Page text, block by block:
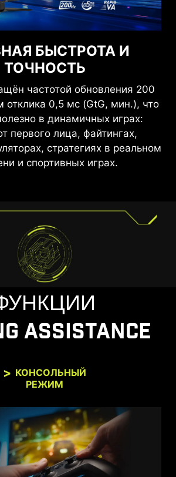
БЫСТРОТА И
ТОЧНОСТЬ
частотой обновления 200
отклика 0,5 мс (GtG, мин.), что
в динамичных играх:
первого лица, файтингах,
стратегиях в реальном
и спортивных играх.
Anti-Flicker и Less Blue Light
комфортное восприятие
благодаря уменьшению
низкому уровню синего
можете играть дольше, не
усталости глаз.
ASSISTANCE
КОНСОЛЬНЫЙ
РЕЖИМ